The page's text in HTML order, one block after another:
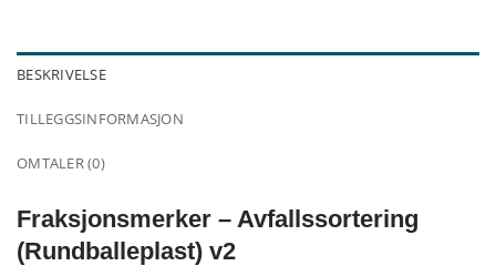
BESKRIVELSE
TILLEGGSINFORMASJON
OMTALER (0)
Fraksjonsmerker – Avfallssortering
(Rundballeplast) v2